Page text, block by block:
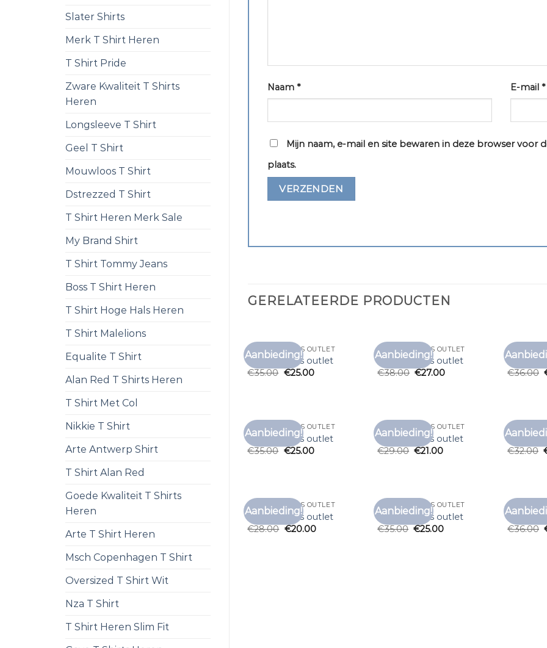
Slater Shirts
Merk T Shirt Heren
T Shirt Pride
Zware Kwaliteit T Shirts
Heren
Longsleeve T Shirt
Geel T Shirt
Mouwloos T Shirt
Dstrezzed T Shirt
T Shirt Heren Merk Sale
My Brand Shirt
T Shirt Tommy Jeans
Boss T Shirt Heren
T Shirt Hoge Hals Heren
T Shirt Malelions
Equalite T Shirt
Alan Red T Shirts Heren
T Shirt Met Col
Nikkie T Shirt
Arte Antwerp Shirt
T Shirt Alan Red
Goede Kwaliteit T Shirts
Heren
Arte T Shirt Heren
Msch Copenhagen T Shirt
Oversized T Shirt Wit
Nza T Shirt
T Shirt Heren Slim Fit
Naam * E-mail*
Mijn naam, e-mail en site bewaren in deze browser voor
plaats.
GERELATEERDE PRODUCTEN
Aanbieding!
Toevoegen
aan
MERK T SHIRTS OUTLET
merk t shirts outlet
€35.00 €25.00
Aanbieding!
Toevoegen
aan
MERK T SHIRTS OUTLET
merk t shirts outlet
€38.00 €27.00
MERK T
merk t
€36.00
Aanbieding!
Toevoegen
aan
MERK T SHIRTS OUTLET
merk t shirts outlet
€35.00 €25.00
Aanbieding!
Toevoegen
aan
MERK T SHIRTS OUTLET
merk t shirts outlet
€29.00 €21.00
MERK T
merk t
€32.00
Aanbieding!
Toevoegen
aan
MERK T SHIRTS OUTLET
merk t shirts outlet
€28.00 €20.00
Aanbieding!
Toevoegen
aan
MERK T SHIRTS OUTLET
merk t shirts outlet
€35.00 €25.00
MERK T
merk t
€36.00